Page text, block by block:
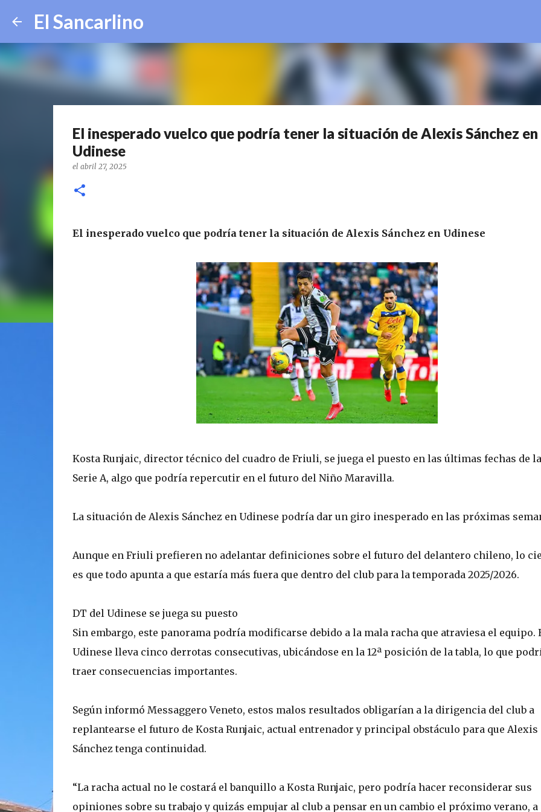
El Sancarlino
El inesperado vuelco que podría tener la situación de Alexis Sánchez en
Udinese
el abril 27, 2025
El inesperado vuelco que podría tener la situación de Alexis Sánchez en Udinese
Kosta Runjaic, director técnico del cuadro de Friuli, se juega el puesto en las últimas fechas de la
Serie A, algo que podría repercutir en el futuro del Niño Maravilla.
La situación de Alexis Sánchez en Udinese podría dar un giro inesperado en las próximas
Aunque en Friuli prefieren no adelantar definiciones sobre el futuro del delantero chileno, lo
es que todo apunta a que estaría más fuera que dentro del club para la temporada 2025/2026.
DT del Udinese se juega su puesto
Sin embargo, este panorama podría modificarse debido a la mala racha que atraviesa el equipo.
Udinese lleva cinco derrotas consecutivas, ubicándose en la 12ª posición de la tabla, lo que
traer consecuencias importantes.
Según informó Messaggero Veneto, estos malos resultados obligarían a la dirigencia del club a
replantearse el futuro de Kosta Runjaic, actual entrenador y principal obstáculo para que Alexis
Sánchez tenga continuidad.
“La racha actual no le costará el banquillo a Kosta Runjaic, pero podría hacer reconsiderar sus
opiniones sobre su trabajo y quizás empujar al club a pensar en un cambio el próximo verano, a